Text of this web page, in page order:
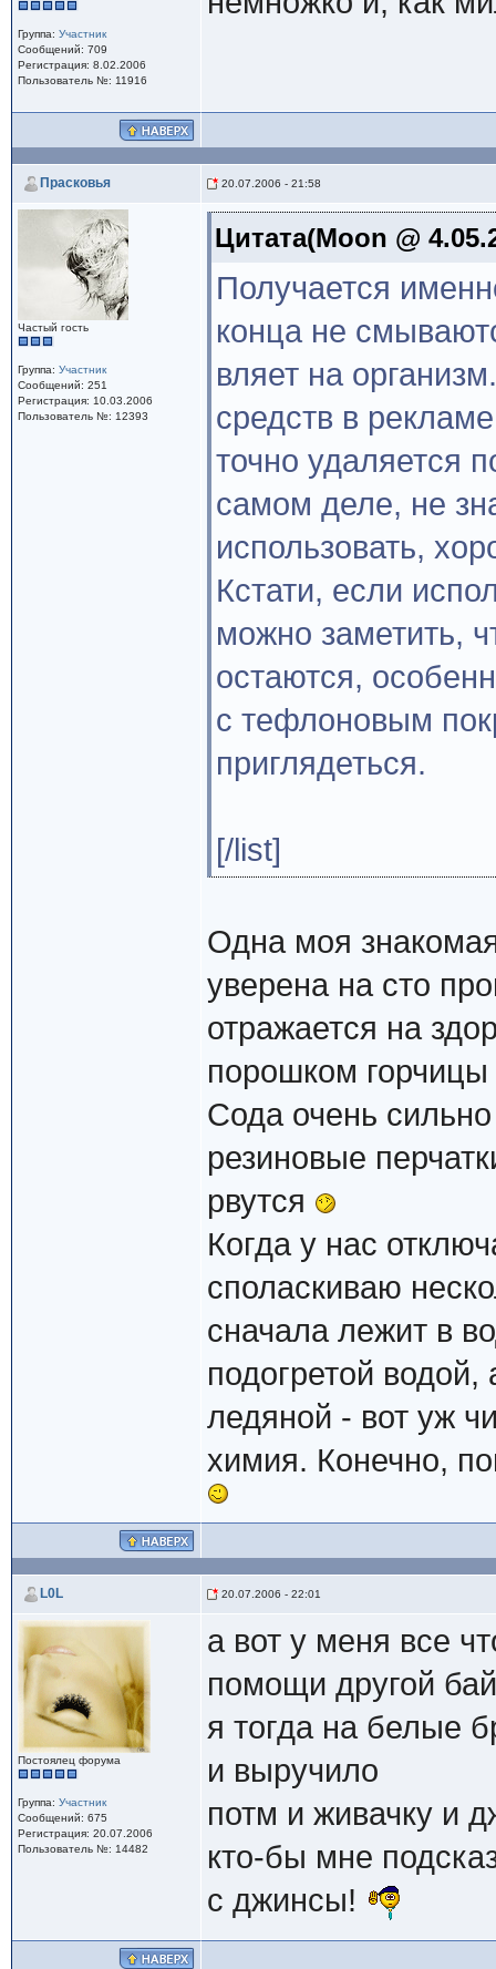
Группа: Участник
Сообщений: 709
Регистрация: 8.02.2006
Пользователь №: 11916
Прасковья 20.07.2006 - 21:58
Частый гость
Группа: Участник
Сообщений: 251
Регистрация: 10.03.2006
Пользователь №: 12393
Цитата(Moon @
Получается
конца не
вляет на
средств в
точно удаляется
самом деле, не
использовать,
Кстати, если
можно заметить,
остаются,
с тефлоновым
приглядеться.
[/list]
Одна моя
уверена на сто
отражается на
порошком горчицы
Сода очень
резиновые
рвутся
Когда у нас
споласкиваю
сначала лежит в
подогретой
ледяной - вот уж
химия. Конечно,
L0L 20.07.2006 - 22:01
Постоялец форума
Группа: Участник
Сообщений: 675
Регистрация: 20.07.2006
Пользователь №: 14482
а вот у меня все
помощи другой
я тогда на белые
и выручило
потм и живачку и
кто-бы мне
с джинсы!